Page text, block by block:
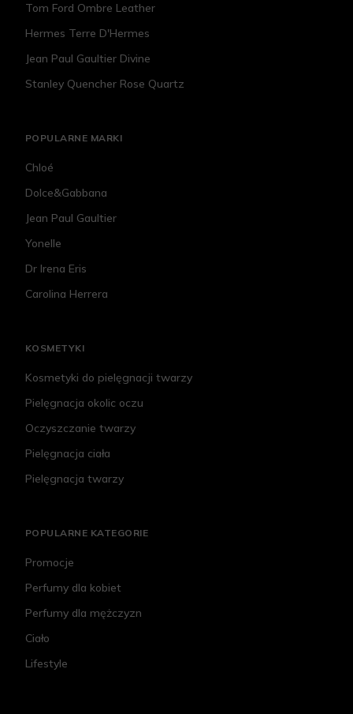
Tom Ford Ombre Leather
Hermes Terre D'Hermes
Jean Paul Gaultier Divine
Stanley Quencher Rose Quartz
POPULARNE MARKI
Chloé
Dolce&Gabbana
Jean Paul Gaultier
Yonelle
Dr Irena Eris
Carolina Herrera
KOSMETYKI
Kosmetyki do pielęgnacji twarzy
Pielęgnacja okolic oczu
Oczyszczanie twarzy
Pielęgnacja ciała
Pielęgnacja twarzy
POPULARNE KATEGORIE
Promocje
Perfumy dla kobiet
Perfumy dla mężczyzn
Ciało
Lifestyle